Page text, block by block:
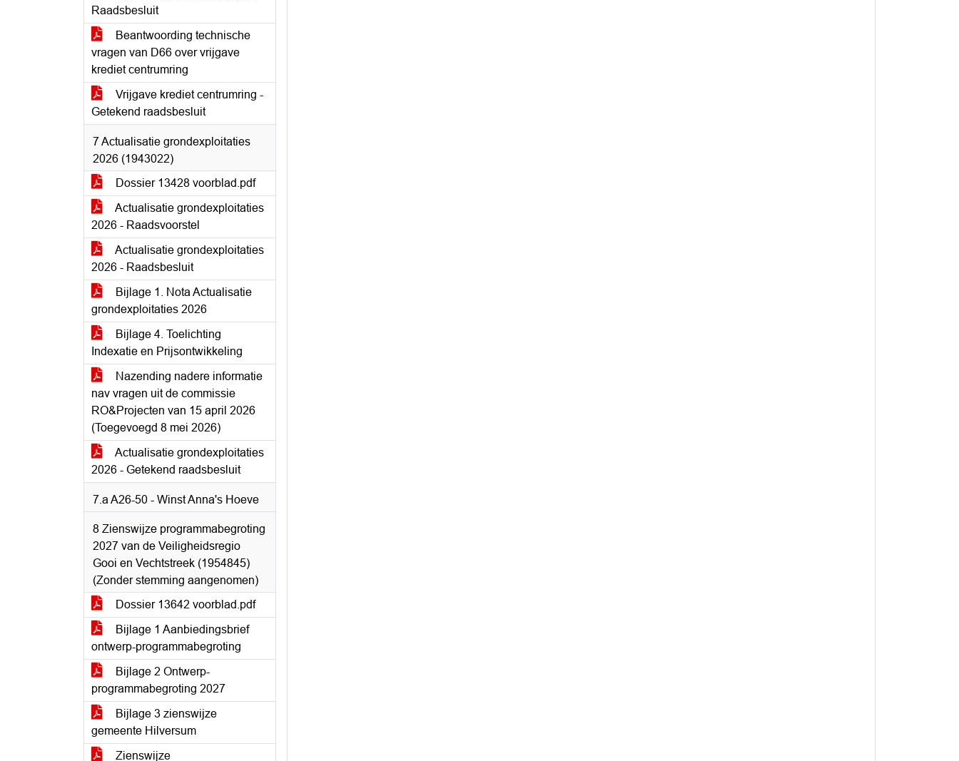
Raadsbesluit
Beantwoording technische
vragen van D66 over vrijgave
krediet centrumring
Vrijgave krediet centrumring -
Getekend raadsbesluit
7 Actualisatie grondexploitaties
2026 (1943022)
Dossier 13428 voorblad.pdf
Actualisatie grondexploitaties
2026 - Raadsvoorstel
Actualisatie grondexploitaties
2026 - Raadsbesluit
Bijlage 1. Nota Actualisatie
grondexploitaties 2026
Bijlage 4. Toelichting
Indexatie en Prijsontwikkeling
Nazending nadere informatie
nav vragen uit de commissie
RO&Projecten van 15 april 2026
(Toegevoegd 8 mei 2026)
Actualisatie grondexploitaties
2026 - Getekend raadsbesluit
7.a A26-50 - Winst Anna's Hoeve
8 Zienswijze programmabegroting
2027 van de Veiligheidsregio
Gooi en Vechtstreek (1954845)
(Zonder stemming aangenomen)
Dossier 13642 voorblad.pdf
Bijlage 1 Aanbiedingsbrief
ontwerp-programmabegroting
Bijlage 2 Ontwerp-
programmabegroting 2027
Bijlage 3 zienswijze
gemeente Hilversum
Zienswijze